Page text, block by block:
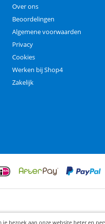
Over ons
Beoordelingen
Algemene voorwaarden
Privacy
Cookies
Werken bij Shop4
Zakelijk
bezoek aan onze website beter en